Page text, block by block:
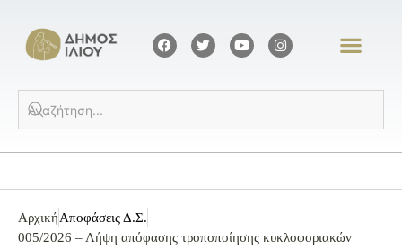
ΑρχικήΑποφάσεις Δ.Σ.
005/2026 – Λήψη απόφασης τροποποίησης κυκλοφοριακών